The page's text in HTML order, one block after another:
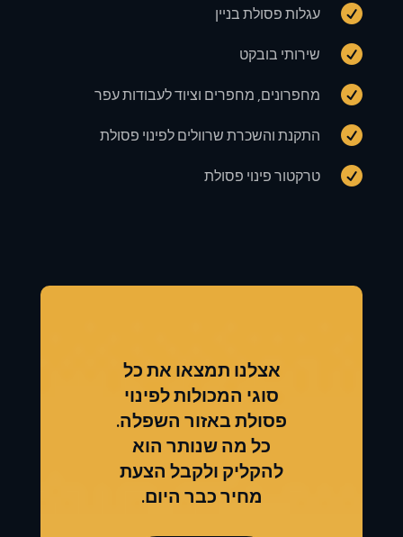
 עגלות פסולת בניין
 שירותי בובקט
 מחפרונים, מחפרים וציוד לעבודות עפר
 התקנת והשכרת שרוולים לפינוי פסולת
 טרקטור פינוי פסולת
אצלנו תמצאו את כל
סוגי המכולות לפינוי
פסולת באזור השפלה.
כל מה שנותר הוא
להקליק ולקבל הצעת
מחיר כבר היום.